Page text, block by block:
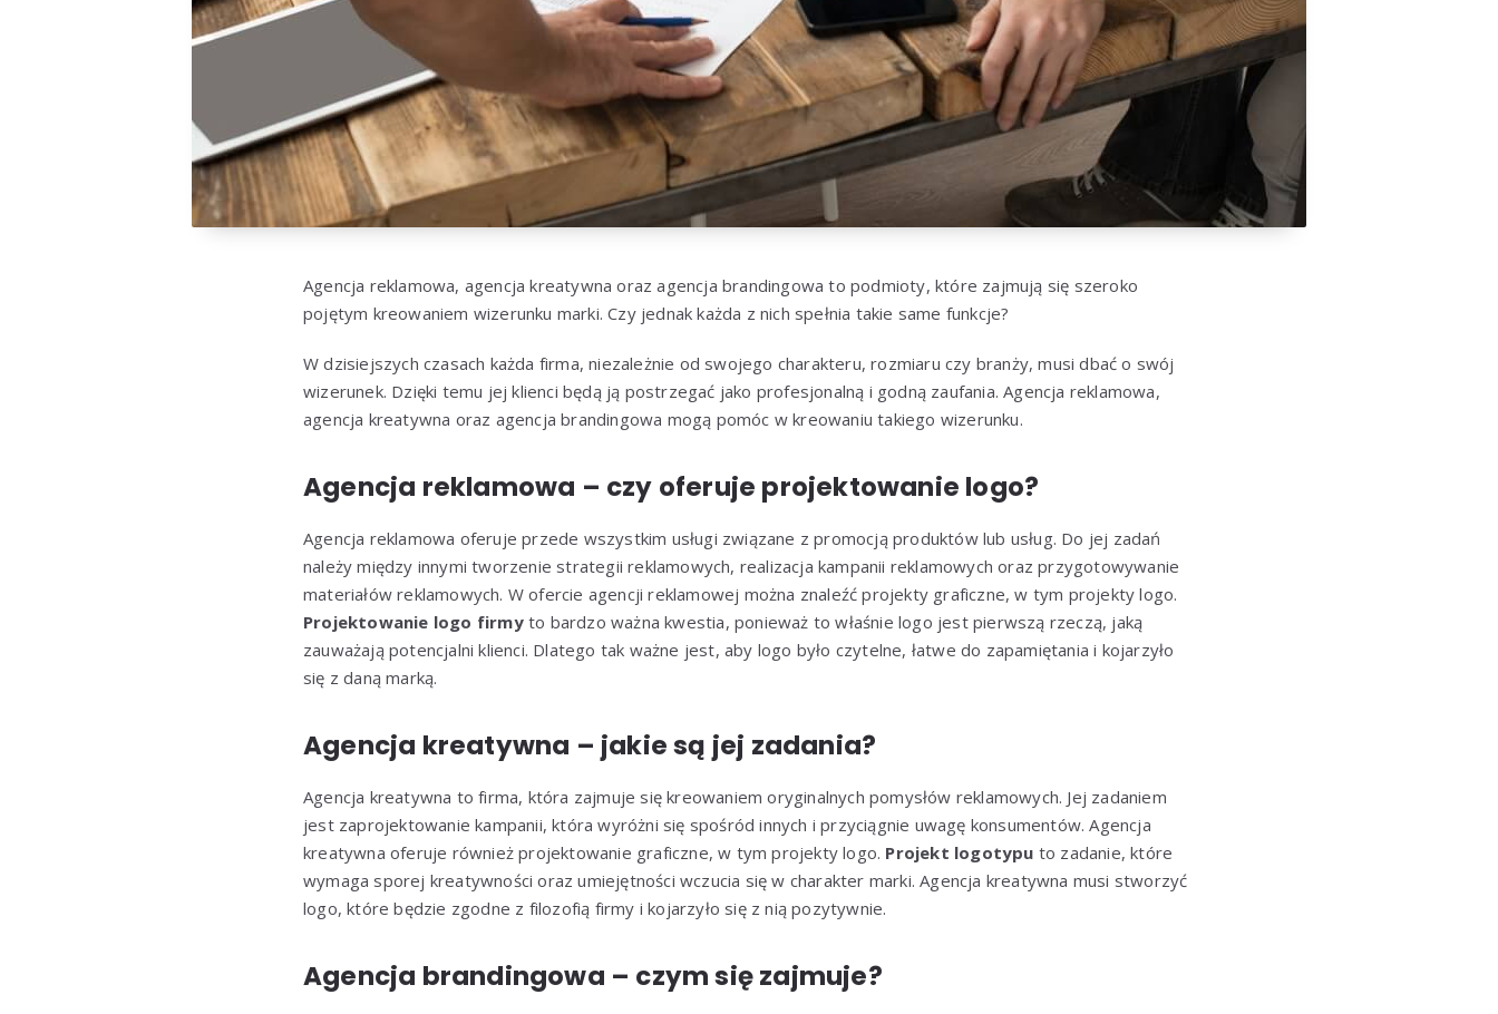
Agencja reklamowa, agencja kreatywna oraz agencja brandingowa to podmioty, które zajmują się szeroko
pojętym kreowaniem wizerunku marki. Czy jednak każda z nich spełnia takie same funkcje?
W dzisiejszych czasach każda firma, niezależnie od swojego charakteru, rozmiaru czy branży, musi dbać o swój
wizerunek. Dzięki temu jej klienci będą ją postrzegać jako profesjonalną i godną zaufania. Agencja reklamowa,
agencja kreatywna oraz agencja brandingowa mogą pomóc w kreowaniu takiego wizerunku.
Agencja reklamowa – czy oferuje projektowanie logo?
Agencja reklamowa oferuje przede wszystkim usługi związane z promocją produktów lub usług. Do jej zadań
należy między innymi tworzenie strategii reklamowych, realizacja kampanii reklamowych oraz przygotowywanie
materiałów reklamowych. W ofercie agencji reklamowej można znaleźć projekty graficzne, w tym projekty logo.
Projektowanie logo firmyto bardzo ważna kwestia, ponieważ to właśnie logo jest pierwszą rzeczą, jaką
zauważają potencjalni klienci. Dlatego tak ważne jest, aby logo było czytelne, łatwe do zapamiętania i kojarzyło
się z daną marką.
Agencja kreatywna – jakie są jej zadania?
Agencja kreatywna to firma, która zajmuje się kreowaniem oryginalnych pomysłów reklamowych. Jej zadaniem
jest zaprojektowanie kampanii, która wyróżni się spośród innych i przyciągnie uwagę konsumentów. Agencja
kreatywna oferuje również projektowanie graficzne, w tym projekty logo. Projekt logotypu to zadanie, które
wymaga sporej kreatywności oraz umiejętności wczucia się w charakter marki. Agencja kreatywna musi stworzyć
logo, które będzie zgodne z filozofią firmy i kojarzyło się z nią pozytywnie.
Agencja brandingowa – czym się zajmuje?